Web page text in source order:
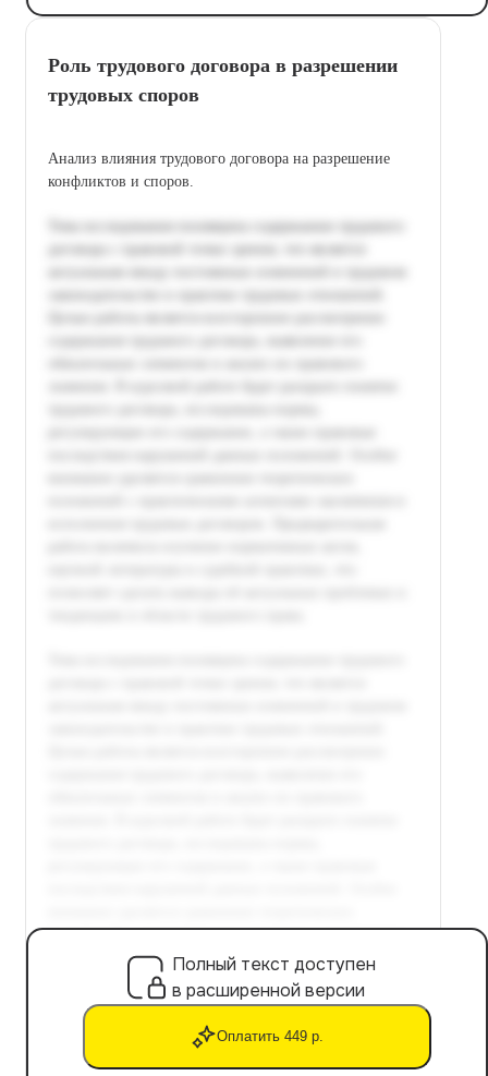
Роль трудового договора в разрешении
трудовых споров
Анализ влияния трудового договора на разрешение
конфликтов и споров.
Полный текст доступен
в расширенной версии
Оплатить 449 р.